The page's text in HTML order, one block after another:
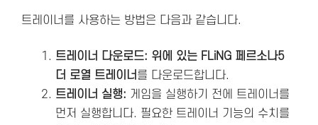
트레이너를 사용하는 방법은 다음과 같습니다.
트레이너 다운로드: 위에 있는 FLiNG 페르소나5
더 로열 트레이너 를 다운로드합니다.
트레이너 실행: 게임을 실행하기 전에 트레이너를
먼저 실행합니다. 필요한 트레이너 기능의 수치를